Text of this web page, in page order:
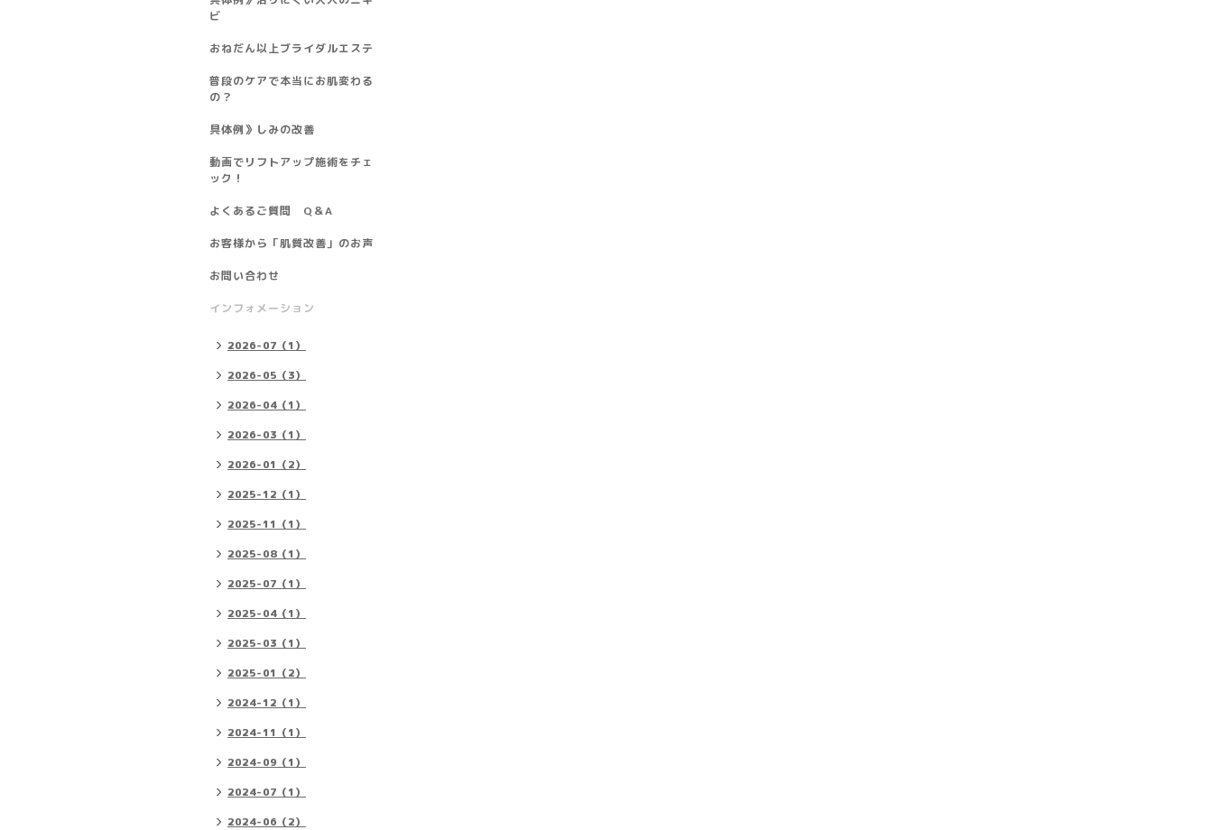
ビ
おねだん以上ブライダルエステ
普段のケアで本当にお肌変わる
の？
具体例》しみの改善
動画でリフトアップ施術をチェ
ック！
よくあるご質問 Q＆A
お客様から「肌質改善」のお声
お問い合わせ
インフォメーション
2026-07（1）
2026-05（3）
2026-04（1）
2026-03（1）
2026-01（2）
2025-12（1）
2025-11（1）
2025-08（1）
2025-07（1）
2025-04（1）
2025-03（1）
2025-01（2）
2024-12（1）
2024-11（1）
2024-09（1）
2024-07（1）
2024-06（2）